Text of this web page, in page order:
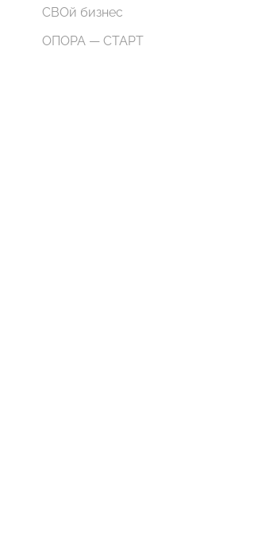
СВОй бизнес
ОПОРА — СТАРТ